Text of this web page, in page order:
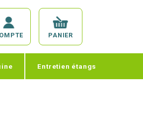
PANIER
Entretien étangs